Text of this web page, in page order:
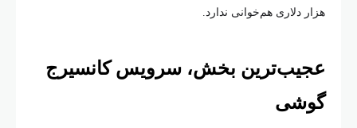
هزار دلاری هم‌خوانی ندارد.
عجیب‌ترین بخش، سرویس کانسیرج
گوشی